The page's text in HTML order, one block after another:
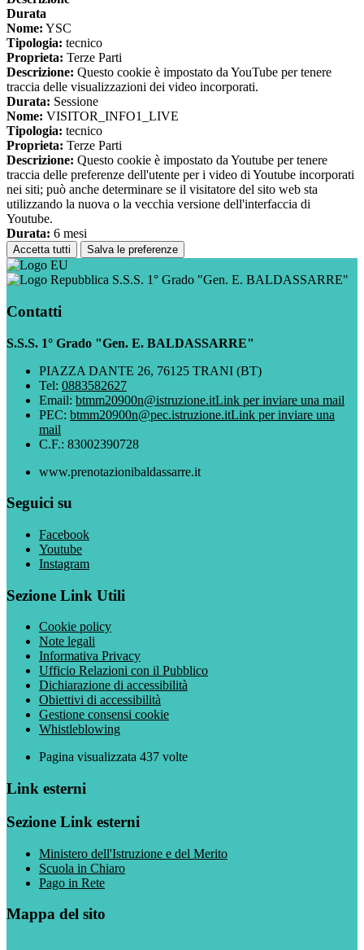
Durata
Nome: YSC
Tipologia: tecnico
Proprieta: Terze Parti
Descrizione: Questo cookie è impostato da YouTube per tenere
traccia delle visualizzazioni dei video incorporati.
Durata: Sessione
Nome: VISITOR_INFO1_LIVE
Tipologia: tecnico
Proprieta: Terze Parti
Descrizione: Questo cookie è impostato da Youtube per tenere
traccia delle preferenze dell'utente per i video di Youtube incorporati
nei siti; può anche determinare se il visitatore del sito web sta
utilizzando la nuova o la vecchia versione dell'interfaccia di
Youtube.
Durata: 6 mesi
Accetta tutti Salva le preferenze
S.S.S. 1° Grado "Gen. E. BALDASSARRE"
Contatti
S.S.S. 1° Grado "Gen. E. BALDASSARRE"
PIAZZA DANTE 26, 76125 TRANI (BT)
Tel: 0883582627
Email: btmm20900n@istruzione.itLink per inviare una mail
PEC: btmm20900n@pec.istruzione.itLink per inviare una
mail
C.F.: 83002390728
www.prenotazionibaldassarre.it
Seguici su
Facebook
Youtube
Instagram
Sezione Link Utili
Cookie policy
Note legali
Informativa Privacy
Ufficio Relazioni con il Pubblico
Dichiarazione di accessibilità
Obiettivi di accessibilità
Gestione consensi cookie
Whistleblowing
Pagina visualizzata 437 volte
Link esterni
Sezione Link esterni
Ministero dell'Istruzione e del Merito
Scuola in Chiaro
Pago in Rete
Mappa del sito